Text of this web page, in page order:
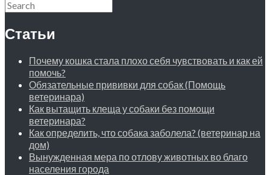
Статьи
Почему кошка стала плохо себя чувствовать и как ей
помочь?
Обязательные прививки для собак (Помощь
ветеринара)
Как вытащить клеща у собаки без помощи
ветеринара?
Как определить, что собака заболела? (ветеринар на
дом)
Вынужденная мера по отлову животных во благо
населения города